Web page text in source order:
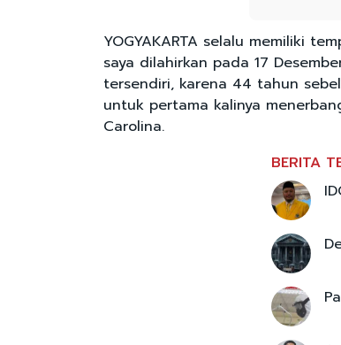
YOGYAKARTA selalu memiliki
saya dilahirkan pada 17
tersendiri, karena 44 tahun
untuk pertama kalinya
Carolina.
BERITA